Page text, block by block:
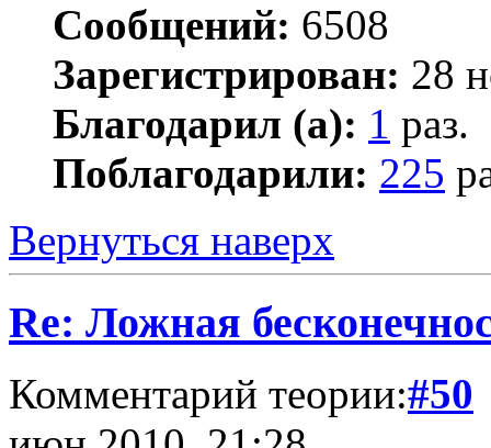
Сообщений: 6508
Зарегистрирован: 28
Благодарил (а): 1 раз.
Поблагодарили: 225
Вернуться наверх
Re: Ложная
Комментарий теории:#50